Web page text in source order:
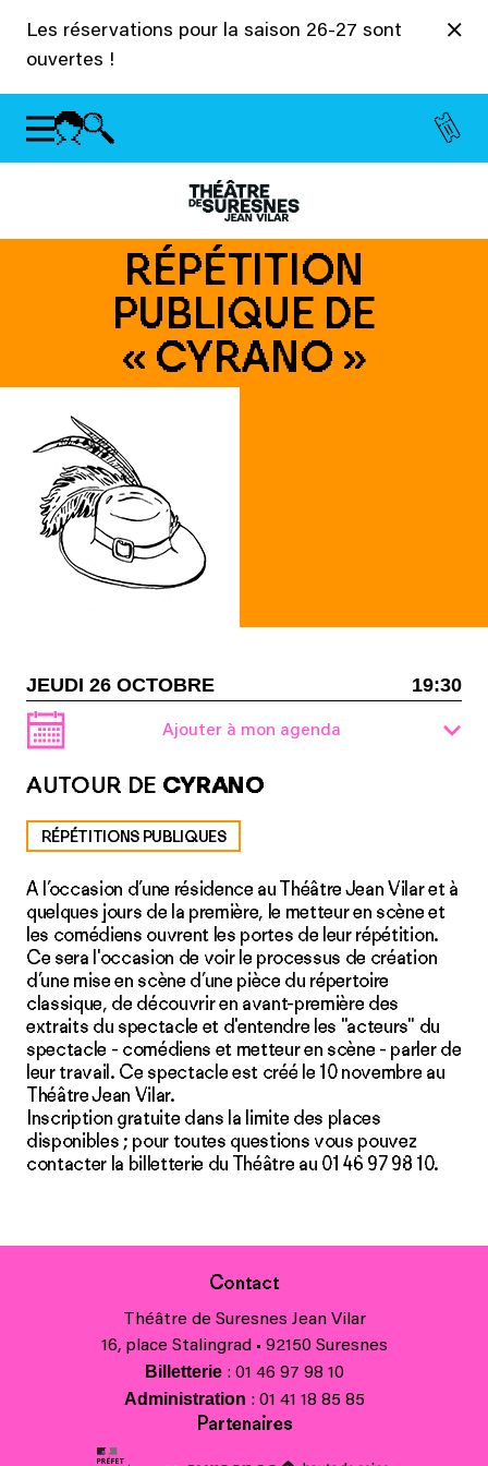
Les réservations pour la saison 26-27 sont
ouvertes !
RÉPÉTITION
PUBLIQUE DE
« CYRANO »
JEUDI 26 OCTOBRE 19:30
Ajouter à mon agenda
AUTOUR DE CYRANO
RÉPÉTITIONS PUBLIQUES
A l’occasion d’une résidence au Théâtre Jean Vilar et à
quelques jours de la première, le metteur en scène et
les comédiens ouvrent les portes de leur répétition.
Ce sera l'occasion de voir le processus de création
d’une mise en scène d’une pièce du répertoire
classique, de découvrir en avant-première des
extraits du spectacle et d'entendre les "acteurs" du
spectacle - comédiens et metteur en scène - parler de
leur travail. Ce spectacle est créé le 10 novembre au
Théâtre Jean Vilar.
Inscription gratuite dans la limite des places
disponibles ; pour toutes questions vous pouvez
contacter la billetterie du Théâtre au 01 46 97 98 10.
Contact
Théâtre de Suresnes Jean Vilar
16, place Stalingrad • 92150 Suresnes
Billetterie: 01 46 97 98 10
Administration : 01 41 18 85 85
Partenaires